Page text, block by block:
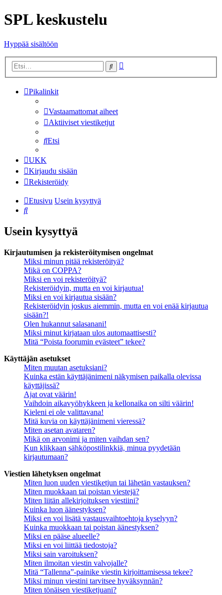
SPL keskustelu
Hyppää sisältöön
Etsi
Pikalinkit
Vastaamattomat aiheet
Aktiiviset viestiketjut
Etsi
UKK
Kirjaudu sisään
Rekisteröidy
Etusivu Usein kysyttyä
Etsi
Usein kysyttyä
Kirjautumisen ja rekisteröitymisen ongelmat
Miksi minun pitää rekisteröityä?
Mikä on COPPA?
Miksi en voi rekisteröityä?
Rekisteröidyin, mutta en voi kirjautua!
Miksi en voi kirjautua sisään?
Rekisteröidyin joskus aiemmin, mutta en voi enää kirjautua
sisään?!
Olen hukannut salasanani!
Miksi minut kirjataan ulos automaattisesti?
Mitä “Poista foorumin evästeet” tekee?
Käyttäjän asetukset
Miten muutan asetuksiani?
Kuinka estän käyttäjänimeni näkymisen paikalla olevissa
käyttäjissä?
Ajat ovat väärin!
Vaihdoin aikavyöhykkeen ja kellonaika on silti väärin!
Kieleni ei ole valittavana!
Mitä kuvia on käyttäjänimeni vieressä?
Miten asetan avataren?
Mikä on arvonimi ja miten vaihdan sen?
Kun klikkaan sähköpostilinkkiä, minua pyydetään
kirjautumaan?
Viestien lähetyksen ongelmat
Miten luon uuden viestiketjun tai lähetän vastauksen?
Miten muokkaan tai poistan viestejä?
Miten liitän allekirjoituksen viestiini?
Kuinka luon äänestyksen?
Miksi en voi lisätä vastausvaihtoehtoja kyselyyn?
Kuinka muokkaan tai poistan äänestyksen?
Miksi en pääse alueelle?
Miksi en voi liittää tiedostoja?
Miksi sain varoituksen?
Miten ilmoitan viestin valvojalle?
Mitä “Tallenna”-painike viestin kirjoittamisessa tekee?
Miksi minun viestini tarvitsee hyväksynnän?
Miten tönäisen viestiketjuani?